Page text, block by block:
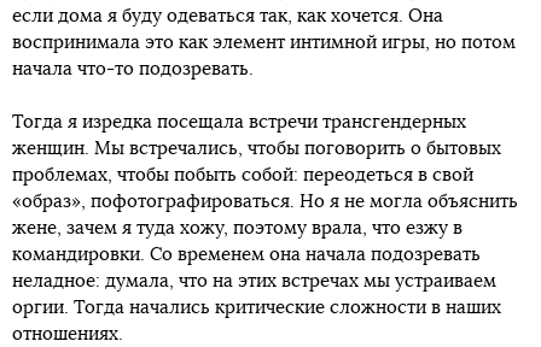
если дома я буду одеваться так, как хочется. Она
воспринимала это как элемент интимной игры, но потом
начала что-то подозревать.
Тогда я изредка посещала встречи трансгендерных
женщин. Мы встречались, чтобы поговорить о бытовых
проблемах, чтобы побыть собой: переодеться в свой
«образ», пофотографироваться. Но я не могла объяснить
жене, зачем я туда хожу, поэтому врала, что езжу в
командировки. Со временем она начала подозревать
неладное: думала, что на этих встречах мы устраиваем
оргии. Тогда начались критические сложности в наших
отношениях.